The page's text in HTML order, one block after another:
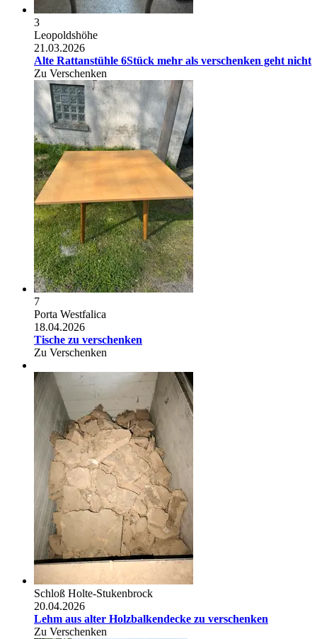
3
Leopoldshöhe
21.03.2026
Alte Rattanstühle 6Stück mehr als verschenken geht nicht
Zu Verschenken
7
Porta Westfalica
18.04.2026
Tische zu verschenken
Zu Verschenken
Schloß Holte-Stukenbrock
20.04.2026
Lehm aus alter Holzbalkendecke zu verschenken
Zu Verschenken